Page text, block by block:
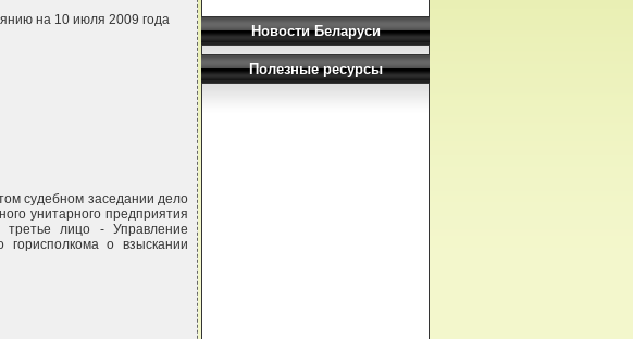
на 10 июля 2009 года
судебном заседании дело
унитарного предприятия
третье лицо - Управление
горисполкома о взыскании
Новости Беларуси
Полезные ресурсы